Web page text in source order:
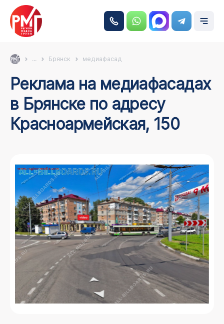
... Брянск медиафасад
Реклама на медиафасадах
в Брянске по адресу
Красноармейская, 150